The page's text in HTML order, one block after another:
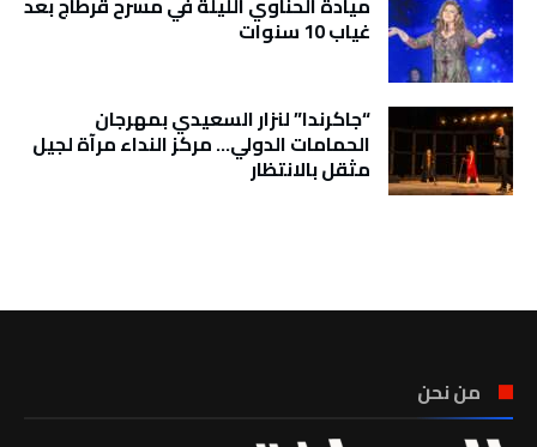
غياب 10 سنوات
“جاكرندا” لنزار السعيدي بمهرجان
الحمامات الدولي… مركز النداء مرآة لجيل
مثقل بالانتظار
من نحن